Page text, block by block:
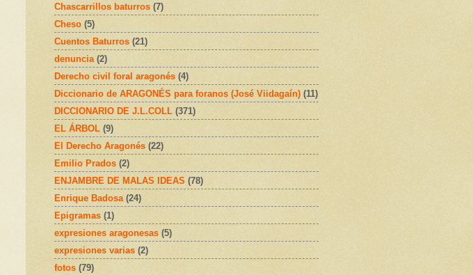
Chascarrillos baturros (7)
Cheso (5)
Cuentos Baturros (21)
denuncia (2)
Derecho civil foral aragonés (4)
Diccionario de ARAGONÉS para foranos (José Viidagaín) (11)
DICCIONARIO DE J.L.COLL (371)
EL ÁRBOL (9)
El Derecho Aragonés (22)
Emilio Prados (2)
ENJAMBRE DE MALAS IDEAS (78)
Enrique Badosa (24)
Epigramas (1)
expresiones aragonesas (5)
expresiones varias (2)
fotos (79)